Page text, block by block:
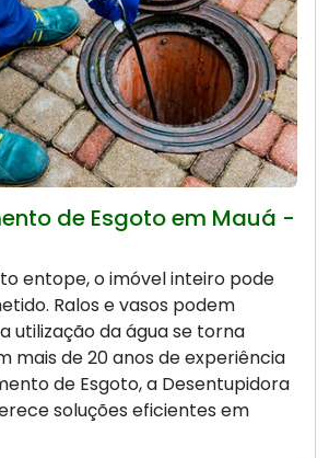
de Esgoto em Mauá -
entope, o imóvel inteiro pode
Ralos e vasos podem
utilização da água se torna
mais de 20 anos de experiência
de Esgoto, a Desentupidora
soluções eficientes em